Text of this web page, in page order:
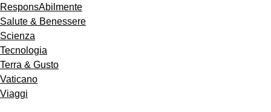
ResponsAbilmente
Salute & Benessere
Scienza
Tecnologia
Terra & Gusto
Vaticano
Viaggi